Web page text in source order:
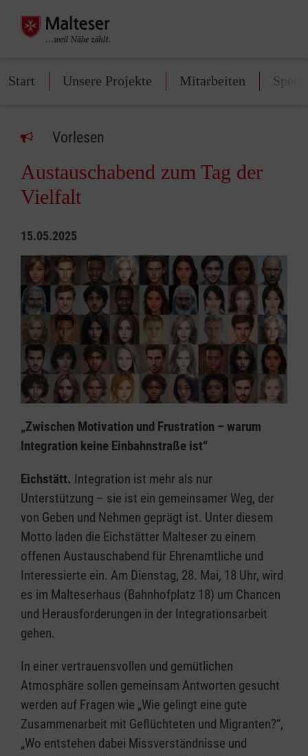
Start Unsere Projekte Mitarbeiten
Vorlesen
Austauschabend zum Tag der
Vielfalt
15.05.2025
„Zwischen Motivation und Frustration – warum
Integration keine Einbahnstraße ist“
Eichstätt. Integration ist mehr als nur
Unterstützung – sie ist ein gemeinsamer Weg, der
von Geben und Nehmen geprägt ist. Unter diesem
Motto laden die Eichstätter Malteser zu einem
offenen Austauschabend für Ehrenamtliche und
Interessierte ein. Am Dienstag, 28. Mai, 18 Uhr, wird
es im Malteserhaus (Bahnhofplatz 18) um Chancen
und Herausforderungen in der Integrationsarbeit
gehen.
In einer vertrauensvollen und gemütlichen
Atmosphäre sollen gemeinsam Antworten gesucht
werden auf Fragen wie „Wie gelingt eine gute
Zusammenarbeit mit Geflüchteten und Migranten?“,
„Wo entstehen dabei Missverständnisse und